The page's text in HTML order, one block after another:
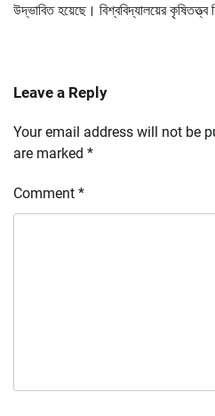
উদ্ভাবিত হয়েছে। বিশ্ববিদ্যালয়ের
Leave a Reply
Your email address will not be
are marked *
Comment *